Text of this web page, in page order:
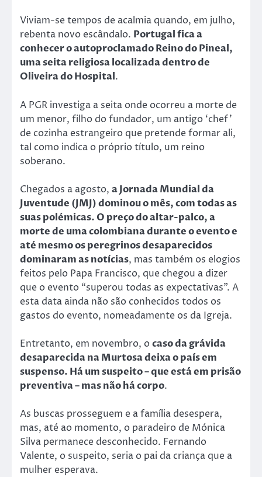
Viviam-se tempos de acalmia quando, em julho,
rebenta novo escândalo. Portugal fica a
conhecer o autoproclamado Reino do Pineal,
uma seita religiosa localizada dentro de
Oliveira do Hospital.
A PGR investiga a seita onde ocorreu a morte de
um menor, filho do fundador, um antigo ‘chef’
de cozinha estrangeiro que pretende formar ali,
tal como indica o próprio título, um reino
soberano.
Chegados a agosto, a Jornada Mundial da
Juventude (JMJ) dominou o mês, com todas as
suas polémicas. O preço do altar-palco, a
morte de uma colombiana durante o evento e
até mesmo os peregrinos desaparecidos
dominaram as notícias, mas também os elogios
feitos pelo Papa Francisco, que chegou a dizer
que o evento “superou todas as expectativas”. A
esta data ainda não são conhecidos todos os
gastos do evento, nomeadamente os da Igreja.
Entretanto, em novembro, ocaso da grávida
desaparecida na Murtosa deixa o país em
suspenso. Há um suspeito – que está em prisão
preventiva – mas não há corpo.
As buscas prosseguem e a família desespera,
mas, até ao momento, o paradeiro de Mónica
Silva permanece desconhecido. Fernando
Valente, o suspeito, seria o pai da criança que a
mulher esperava.